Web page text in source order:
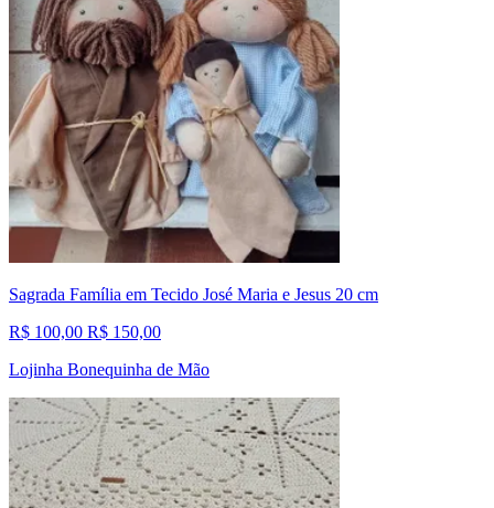
Sagrada Família em Tecido José Maria e Jesus 20 cm
R$ 100,00 R$ 150,00
Lojinha Bonequinha de Mão